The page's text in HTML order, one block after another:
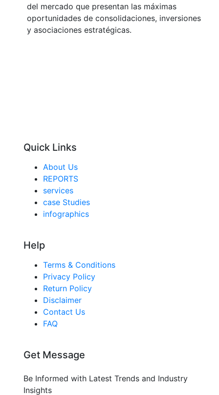
del mercado que presentan las máximas
oportunidades de consolidaciones, inversiones
y asociaciones estratégicas.
Quick Links
About Us
REPORTS
services
case Studies
infographics
Help
Terms & Conditions
Privacy Policy
Return Policy
Disclaimer
Contact Us
FAQ
Get Message
Be Informed with Latest Trends and Industry
Insights